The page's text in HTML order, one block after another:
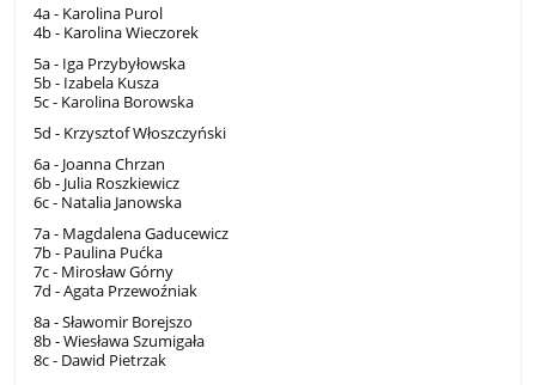
4a - Karolina Purol
4b - Karolina Wieczorek
5a - Iga Przybyłowska
5b - Izabela Kusza
5c - Karolina Borowska
5d - Krzysztof Włoszczyński
6a - Joanna Chrzan
6b - Julia Roszkiewicz
6c - Natalia Janowska
7a - Magdalena Gaducewicz
7b - Paulina Pućka
7c - Mirosław Górny
7d - Agata Przewoźniak
8a - Sławomir Borejszo
8b - Wiesława Szumigała
8c - Dawid Pietrzak